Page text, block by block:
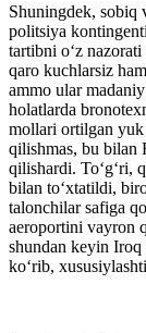
Shuningdek, sobiq
politsiya
tartibni o‘z
qaro kuchlarsiz
ammo ular
holatlarda
mollari ortilgan yuk
qilishmas, bu bilan
qilishardi. To‘g‘ri,
bilan to‘xtatildi,
talonchilar safiga
aeroportini vayron
shundan keyin
ko‘rib,